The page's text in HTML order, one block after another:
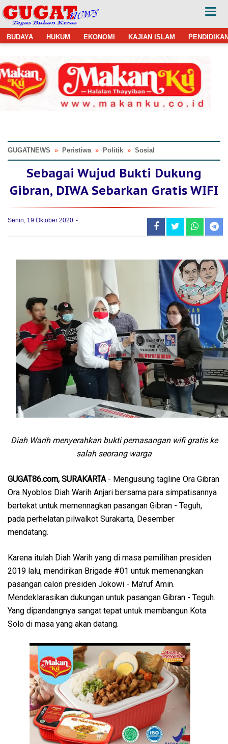
BUDAYA HUKUM EKONOMI KAJIAN ISLAM
GUGATNEWS » Peristiwa » Politik » Sosial
Sebagai Wujud Bukti Dukung
Gibran, DIWA Sebarkan Gratis WIFI
Senin, 19 Oktober 2020
Diah Warih menyerahkan bukti pemasangan wifi gratis ke
salah seorang warga
GUGAT86.com, SURAKARTA - Mengusung tagline Ora Gibran
Ora Nyoblos Diah Warih Anjari bersama para simpatisannya
bertekat untuk memennagkan pasangan Gibran - Teguh,
pada perhelatan pilwalkot Surakarta, Desember
mendatang.
Karena itulah Diah Warih yang di masa pemilihan presiden
2019 lalu, mendirikan Brigade #01 untuk memenangkan
pasangan calon presiden Jokowi - Ma'ruf Amin.
Mendeklarasikan dukungan untuk pasangan Gibran - Teguh.
Yang dipandangnya sangat tepat untuk membangun Kota
Solo di masa yang akan datang.